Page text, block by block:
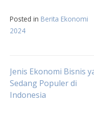
Posted in Berita Ekonomi
2024
Post
navigation
Jenis Ekonomi Bisnis
Sedang Populer di
Indonesia